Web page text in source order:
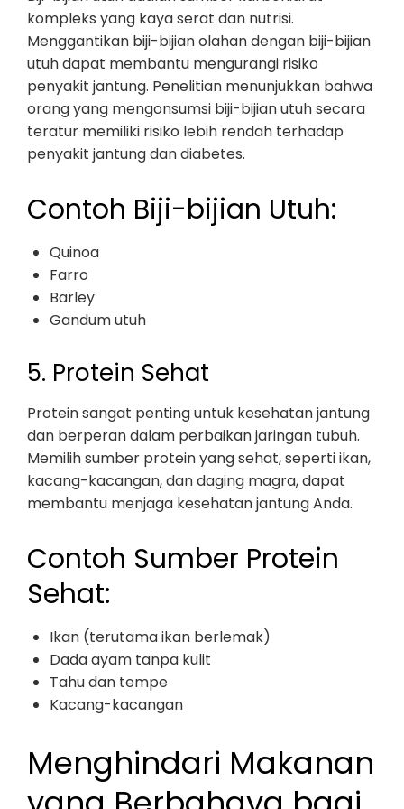
kompleks yang kaya serat dan nutrisi.
Menggantikan biji-bijian olahan dengan biji-bijian
utuh dapat membantu mengurangi risiko
penyakit jantung. Penelitian menunjukkan bahwa
orang yang mengonsumsi biji-bijian utuh secara
teratur memiliki risiko lebih rendah terhadap
penyakit jantung dan diabetes.
Contoh Biji-bijian Utuh:
Quinoa
Farro
Barley
Gandum utuh
5. Protein Sehat
Protein sangat penting untuk kesehatan jantung
dan berperan dalam perbaikan jaringan tubuh.
Memilih sumber protein yang sehat, seperti ikan,
kacang-kacangan, dan daging magra, dapat
membantu menjaga kesehatan jantung Anda.
Contoh Sumber Protein
Sehat:
Ikan (terutama ikan berlemak)
Dada ayam tanpa kulit
Tahu dan tempe
Kacang-kacangan
Menghindari Makanan